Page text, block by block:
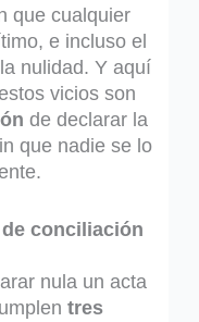
que cualquier
e incluso el
nulidad. Y aquí
vicios son
de declarar la
que nadie se lo
conciliación
nula un acta
tres